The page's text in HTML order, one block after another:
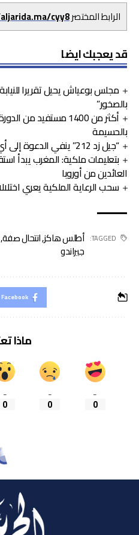
الرابط المختصرcyy8
قد يعجبك ايضا
مجلس بوعياش يحيل تقريرا
بالصخور”
أكثر من 1400 مستفيد
بالحسيمة
“جيل زد 212” ينفي الدعوة إلى أي مظاهرات ميدانية
بتعليمات ملكية: المغرب يبدأ
العائدين من أوروبا
سحب الرعاية الملكية يعري
TAGGED: أطلس هاكز,انتحال صفة,
جيراندو
Facebook
ماذا
0
0
0